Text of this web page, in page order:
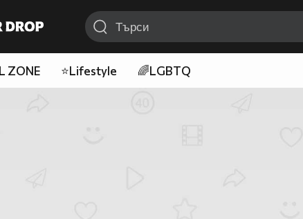
ZONE ⭐Lifestyle 🌈LGBTQ